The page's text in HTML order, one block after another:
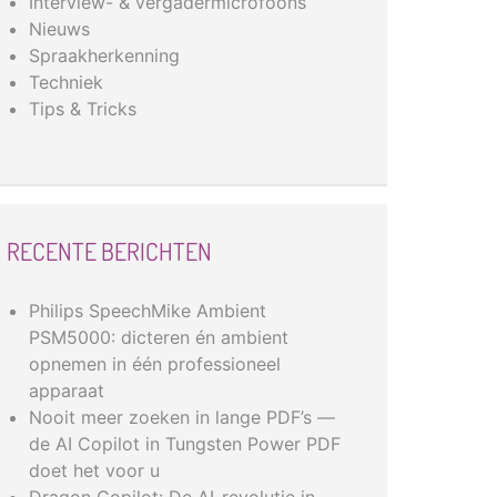
Nieuws
Spraakherkenning
Techniek
Tips & Tricks
RECENTE BERICHTEN
Philips SpeechMike Ambient
PSM5000: dicteren én ambient
opnemen in één professioneel
apparaat
Nooit meer zoeken in lange PDF’s —
de AI Copilot in Tungsten Power PDF
doet het voor u